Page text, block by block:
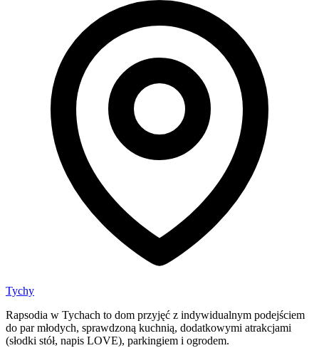
Tychy
Rapsodia w Tychach to dom przyjęć z indywidualnym podejściem
do par młodych, sprawdzoną kuchnią, dodatkowymi atrakcjami
(słodki stół, napis LOVE), parkingiem i ogrodem.